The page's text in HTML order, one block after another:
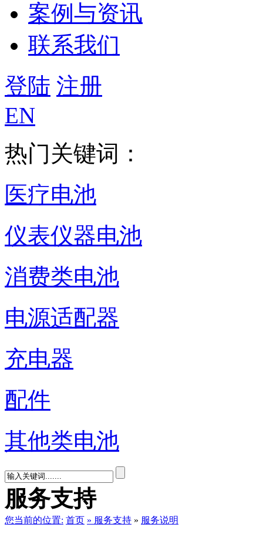
案例与资讯
联系我们
登陆 注册
EN
热门关键词：
医疗电池
仪表仪器电池
消费类电池
电源适配器
充电器
配件
其他类电池
服务支持
您当前的位置: 首页 » 服务支持 » 服务说明